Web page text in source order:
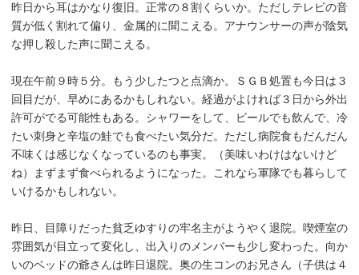
昨日から耳はかなり復旧。正常の８割くらいか。ただしテレビの音
質が低く割れて偏り、金属的に聞こえる。アナウンサーの声が陰気
な押し殺した声に聞こえる。
現在午前９時５分。もう少したつと点滴か。ＳＧＢ処置も今日は３
回目だが、早めにあるかもしれない。経過がよければ３日から外出
許可がでる可能性もある。シャワーをして、ビールでも飲んで、冷
たい刺身と辛塩の鮭でも食べたい気分だ。ただし病院食もだんだん
不味くは感じなくなっているのも事実。（美味いわけはないけど
ね）まずまず食べられるようになった。これなら軍隊でも暮らして
いけるかもしれない。
昨日、目障りだった貧乏ゆすりの牢名主がようやく退院。喫煙室の
雰囲気が目立って変化し、出入りのメンバーも少し変わった。向か
いのベッドの爺さんは昨日退院。奥の生コンのお兄さん（子供は４